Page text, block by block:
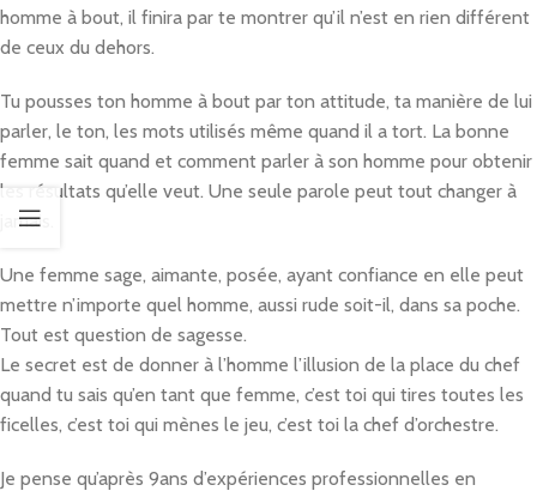
homme à bout, il finira par te montrer qu’il n’est en rien différent
de ceux du dehors.
Tu pousses ton homme à bout par ton attitude, ta manière de lui
parler, le ton, les mots utilisés même quand il a tort. La bonne
femme sait quand et comment parler à son homme pour obtenir
les résultats qu’elle veut. Une seule parole peut tout changer à
jamais.
Une femme sage, aimante, posée, ayant confiance en elle peut
mettre n’importe quel homme, aussi rude soit-il, dans sa poche.
Tout est question de sagesse.
Le secret est de donner à l’homme l’illusion de la place du chef
quand tu sais qu’en tant que femme, c’est toi qui tires toutes les
ficelles, c’est toi qui mènes le jeu, c’est toi la chef d’orchestre.
Je pense qu’après 9ans d’expériences professionnelles en